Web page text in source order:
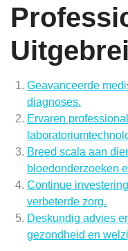
Geavanceerde
diagnoses.
Ervaren
Breed scala aan
bloedonderzoeken
Continue
verbeterde zorg.
Deskundig advies
gezondheid en